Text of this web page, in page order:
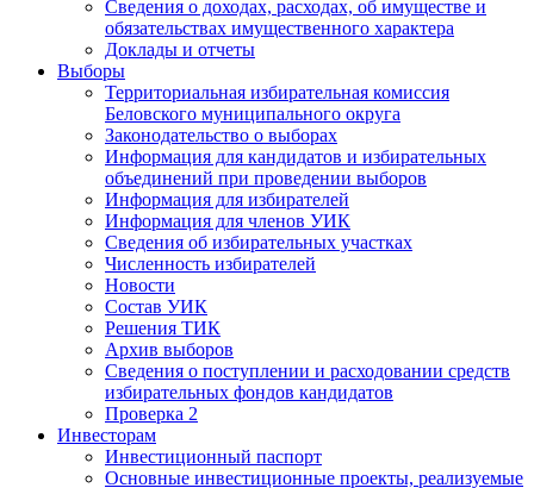
Сведения о доходах, расходах, об имуществе и
обязательствах имущественного характера
Доклады и отчеты
Выборы
Территориальная избирательная комиссия
Беловского муниципального округа
Законодательство о выборах
Информация для кандидатов и избирательных
объединений при проведении выборов
Информация для избирателей
Информация для членов УИК
Сведения об избирательных участках
Численность избирателей
Новости
Состав УИК
Решения ТИК
Архив выборов
Сведения о поступлении и расходовании средств
избирательных фондов кандидатов
Проверка 2
Инвесторам
Инвестиционный паспорт
Основные инвестиционные проекты, реализуемые